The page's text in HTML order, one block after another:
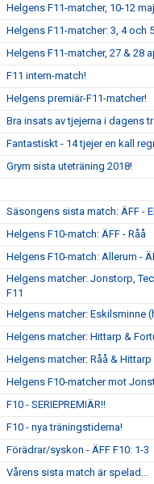
Helgens F11-matcher, 10-12 maj
Helgens F11-matcher: 3, 4 och
Helgens F11-matcher, 27 & 28
F11 intern-match!
Helgens premiär-F11-matcher!
Bra insats av tjejerna i dagens
Fantastiskt - 14 tjejer en kall
Grym sista uteträning 2018!
Säsongens sista match: ÄFF -
Helgens F10-match: ÄFF - Råå
Helgens F10-match: Allerum -
Helgens matcher: Jonstorp,
F11
Helgens matcher: Eskilsminne
Helgens matcher: Hittarp &
Helgens matcher: Råå & Hittarp
Helgens F10-matcher mot
F10 - SERIEPREMIÄR!!
F10 - nya träningstiderna!
Förädrar/syskon - ÄFF F10: 1-3
Vårens sista match är spelad...